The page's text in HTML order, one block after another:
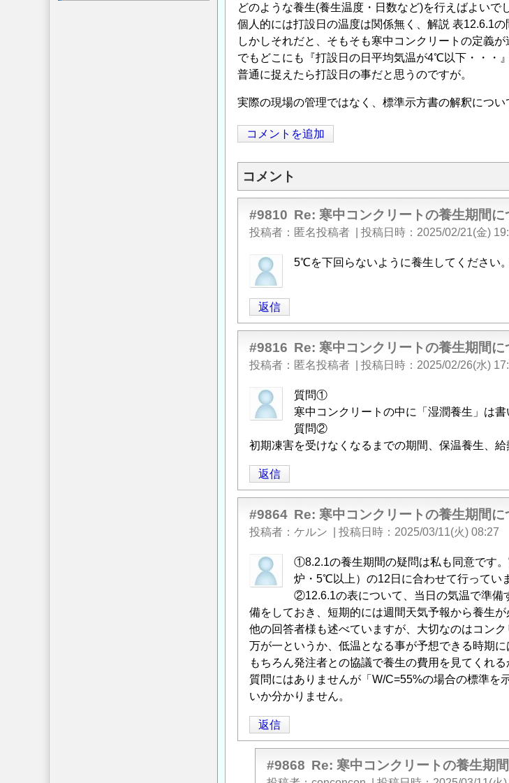
どのような養生(養生温度・日数など)を行えばよいで
個人的には打設日の温度は関係無く、解説 表12.6.1
しかしそれだと、そもそも寒中コンクリートの定義が
でもどこにも『打設日の日平均気温が4℃以下・・・
普通に捉えたら打設日の事だと思うのですが。
実際の現場の管理ではなく、標準示方書の解釈につい
コメントを追加
コメント
#9810 Re: 寒中コンクリートの養生期間に
投稿者 匿名投稿者 投稿日時 2025/02/21(金)
5℃を下回らないように養生してください
返信
#9816 Re: 寒中コンクリートの養生期間に
投稿者 匿名投稿者 投稿日時 2025/02/26(水)
質問①
寒中コンクリートの中に「湿潤養生」は書
質問②
初期凍害を受けなくなるまでの期間、保温養生、
返信
#9864 Re: 寒中コンクリートの養生期間に
投稿者 ケルン 投稿日時 2025/03/11(火) 08:27
①8.2.1の養生期間の疑問は私も同意です
炉・5℃以上）の12日に合わせて行ってい
②12.6.1の表について、当日の気温で準備
備をしておき、短期的には週間天気予報から養生が
他の回答者様も述べていますが、大切なのはコンク
万が一というか、低温となる事が予想できる時期に
もちろん発注者との協議で養生の費用を見てくれ
質問にはありませんが「W/C=55%の場合の標準を
いか分かりません。
返信
#9868 Re: 寒中コンクリートの養生期